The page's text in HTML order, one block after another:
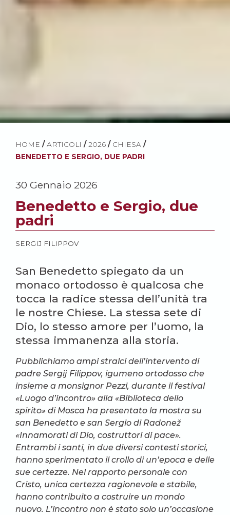
HOME / ARTICOLI / 2026 / CHIESA /
BENEDETTO E SERGIO, DUE PADRI
30 Gennaio 2026
Benedetto e Sergio, due
padri
SERGIJ FILIPPOV
San Benedetto spiegato da un
monaco ortodosso è qualcosa che
tocca la radice stessa dell’unità tra
le nostre Chiese. La stessa sete di
Dio, lo stesso amore per l’uomo, la
stessa immanenza alla storia.
Pubblichiamo ampi stralci dell’intervento di
padre Sergij Filippov, igumeno ortodosso che
insieme a monsignor Pezzi, durante il festival
«Luogo d’incontro» alla «Biblioteca dello
spirito» di Mosca ha presentato la mostra su
san Benedetto e san Sergio di Radonež
«Innamorati di Dio, costruttori di pace».
Entrambi i santi, in due diversi contesti storici,
hanno sperimentato il crollo di un’epoca e delle
sue certezze. Nel rapporto personale con
Cristo, unica certezza ragionevole e stabile,
hanno contribuito a costruire un mondo
nuovo. L’incontro non è stato solo un’occasione